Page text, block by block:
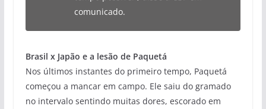
comunicado.
Brasil x Japão e a lesão de Paquetá
Nos últimos instantes do primeiro tempo, Paquetá
começou a mancar em campo. Ele saiu do gramado
no intervalo sentindo muitas dores, escorado em